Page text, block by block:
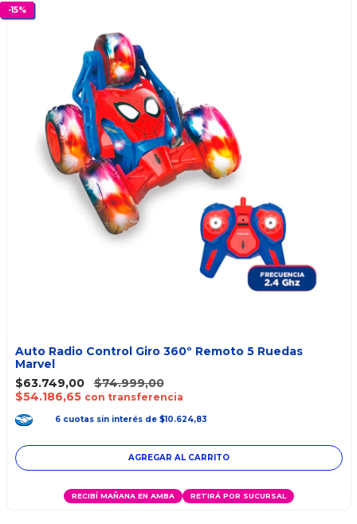
-15%
Auto Radio Control Giro 360º Remoto 5 Ruedas
Marvel
$63.749,00
$74.999,00
$54.186,65 con transferencia
6 cuotas sin interés de $10.624,83
AGREGAR AL CARRITO
RECIBÍ MAÑANA EN AMBA RETIRÁ POR SUCURSAL